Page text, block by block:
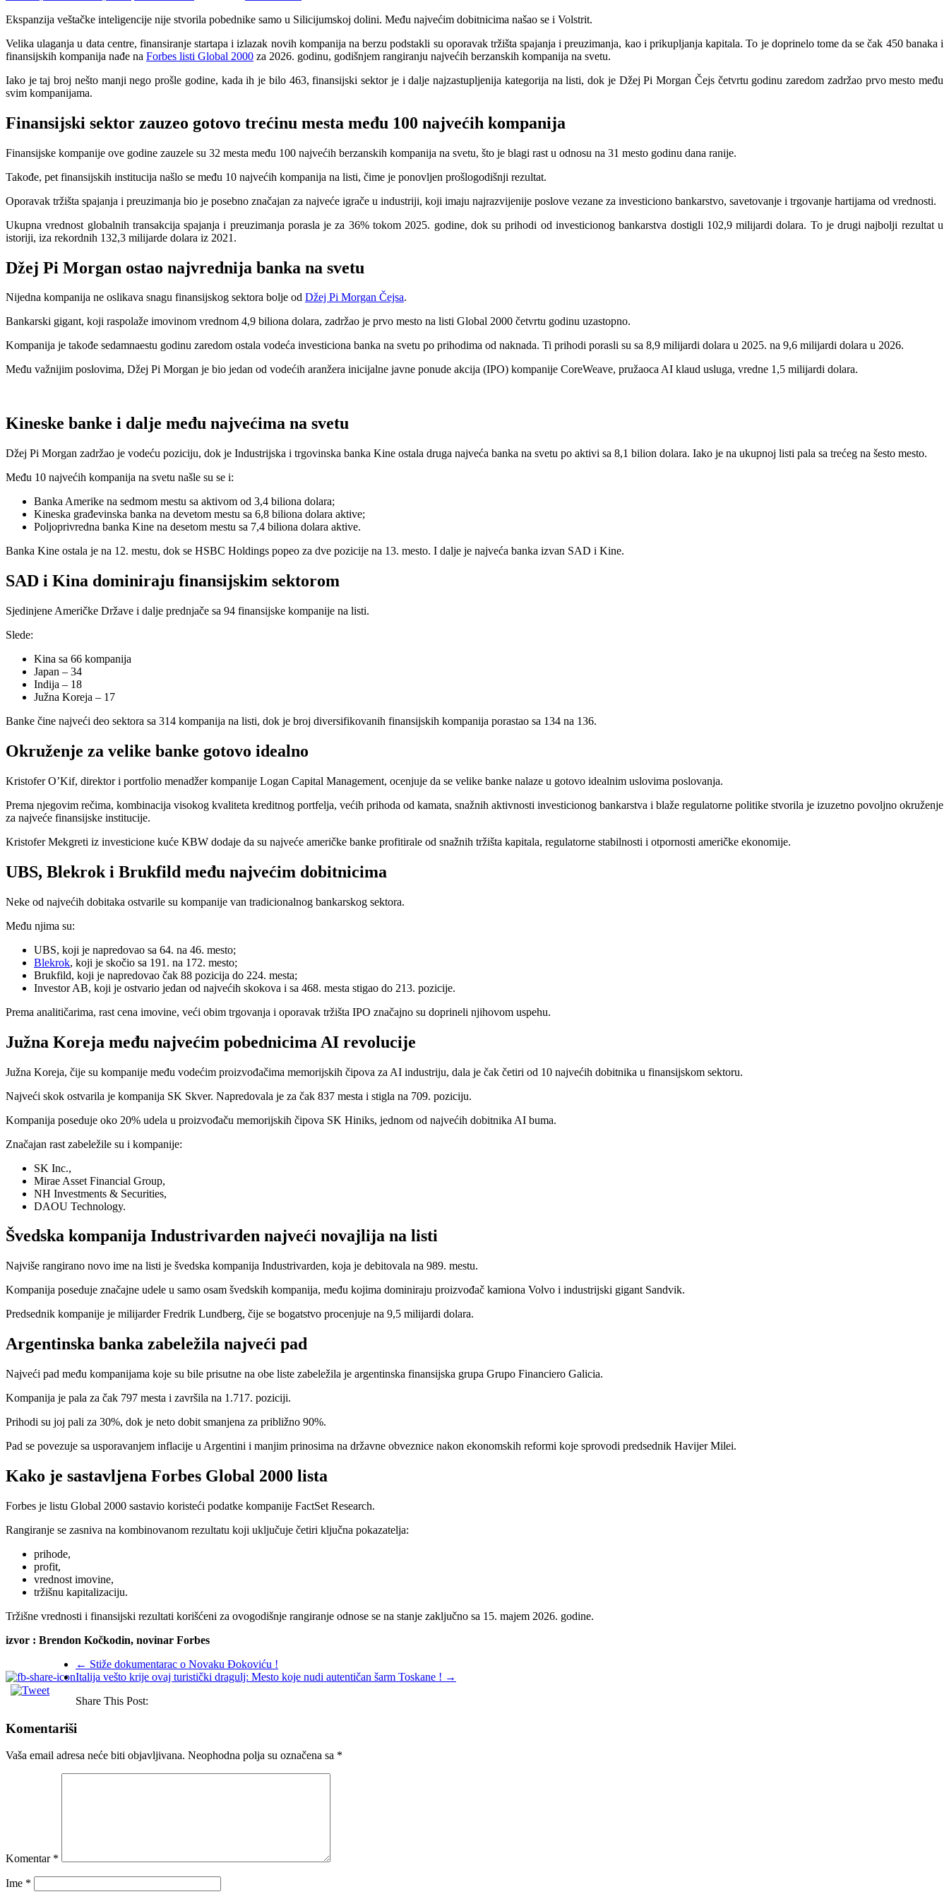
Ekspanzija veštačke inteligencije nije stvorila pobednike samo u Silicijumskoj dolini. Među najvećim dobitnicima našao se i Volstrit.
Velika ulaganja u data centre, finansiranje startapa i izlazak novih kompanija na berzu podstakli su oporavak tržišta spajanja i preuzimanja, kao i prikupljanja kapitala. To je doprinelo tome da se čak 450 banaka i
finansijskih kompanija nađe na Forbes listi Global 2000 za 2026. godinu, godišnjem rangiranju najvećih berzanskih kompanija na svetu.
Iako je taj broj nešto manji nego prošle godine, kada ih je bilo 463, finansijski sektor je i dalje najzastupljenija kategorija na listi, dok je Džej Pi Morgan Čejs četvrtu godinu zaredom zadržao prvo mesto među
svim kompanijama.
Finansijski sektor zauzeo gotovo trećinu mesta među 100 najvećih kompanija
Finansijske kompanije ove godine zauzele su 32 mesta među 100 najvećih berzanskih kompanija na svetu, što je blagi rast u odnosu na 31 mesto godinu dana ranije.
Takođe, pet finansijskih institucija našlo se među 10 najvećih kompanija na listi, čime je ponovljen prošlogodišnji rezultat.
Oporavak tržišta spajanja i preuzimanja bio je posebno značajan za najveće igrače u industriji, koji imaju najrazvijenije poslove vezane za investiciono bankarstvo, savetovanje i trgovanje hartijama od vrednosti.
Ukupna vrednost globalnih transakcija spajanja i preuzimanja porasla je za 36% tokom 2025. godine, dok su prihodi od investicionog bankarstva dostigli 102,9 milijardi dolara. To je drugi najbolji rezultat u
istoriji, iza rekordnih 132,3 milijarde dolara iz 2021.
Džej Pi Morgan ostao najvrednija banka na svetu
Nijedna kompanija ne oslikava snagu finansijskog sektora bolje od Džej Pi Morgan Čejsa.
Bankarski gigant, koji raspolaže imovinom vrednom 4,9 biliona dolara, zadržao je prvo mesto na listi Global 2000 četvrtu godinu uzastopno.
Kompanija je takođe sedamnaestu godinu zaredom ostala vodeća investiciona banka na svetu po prihodima od naknada. Ti prihodi porasli su sa 8,9 milijardi dolara u 2025. na 9,6 milijardi dolara u 2026.
Među važnijim poslovima, Džej Pi Morgan je bio jedan od vodećih aranžera inicijalne javne ponude akcija (IPO) kompanije CoreWeave, pružaoca AI klaud usluga, vredne 1,5 milijardi dolara.
Kineske banke i dalje među najvećima na svetu
Džej Pi Morgan zadržao je vodeću poziciju, dok je Industrijska i trgovinska banka Kine ostala druga najveća banka na svetu po aktivi sa 8,1 bilion dolara. Iako je na ukupnoj listi pala sa trećeg na šesto mesto.
Među 10 najvećih kompanija na svetu našle su se i:
Banka Amerike na sedmom mestu sa aktivom od 3,4 biliona dolara;
Kineska građevinska banka na devetom mestu sa 6,8 biliona dolara aktive;
Poljoprivredna banka Kine na desetom mestu sa 7,4 biliona dolara aktive.
Banka Kine ostala je na 12. mestu, dok se HSBC Holdings popeo za dve pozicije na 13. mesto. I dalje je najveća banka izvan SAD i Kine.
SAD i Kina dominiraju finansijskim sektorom
Sjedinjene Američke Države i dalje prednjače sa 94 finansijske kompanije na listi.
Slede:
Kina sa 66 kompanija
Japan – 34
Indija – 18
Južna Koreja – 17
Banke čine najveći deo sektora sa 314 kompanija na listi, dok je broj diversifikovanih finansijskih kompanija porastao sa 134 na 136.
Okruženje za velike banke gotovo idealno
Kristofer O’Kif, direktor i portfolio menadžer kompanije Logan Capital Management, ocenjuje da se velike banke nalaze u gotovo idealnim uslovima poslovanja.
Prema njegovim rečima, kombinacija visokog kvaliteta kreditnog portfelja, većih prihoda od kamata, snažnih aktivnosti investicionog bankarstva i blaže regulatorne politike stvorila je izuzetno povoljno okruženje
za najveće finansijske institucije.
Kristofer Mekgreti iz investicione kuće KBW dodaje da su najveće američke banke profitirale od snažnih tržišta kapitala, regulatorne stabilnosti i otpornosti američke ekonomije.
UBS, Blekrok i Brukfild među najvećim dobitnicima
Neke od najvećih dobitaka ostvarile su kompanije van tradicionalnog bankarskog sektora.
Među njima su:
UBS, koji je napredovao sa 64. na 46. mesto;
Blekrok, koji je skočio sa 191. na 172. mesto;
Brukfild, koji je napredovao čak 88 pozicija do 224. mesta;
Investor AB, koji je ostvario jedan od najvećih skokova i sa 468. mesta stigao do 213. pozicije.
Prema analitičarima, rast cena imovine, veći obim trgovanja i oporavak tržišta IPO značajno su doprineli njihovom uspehu.
Južna Koreja među najvećim pobednicima AI revolucije
Južna Koreja, čije su kompanije među vodećim proizvođačima memorijskih čipova za AI industriju, dala je čak četiri od 10 najvećih dobitnika u finansijskom sektoru.
Najveći skok ostvarila je kompanija SK Skver. Napredovala je za čak 837 mesta i stigla na 709. poziciju.
Kompanija poseduje oko 20% udela u proizvođaču memorijskih čipova SK Hiniks, jednom od najvećih dobitnika AI buma.
Značajan rast zabeležile su i kompanije:
SK Inc.,
Mirae Asset Financial Group,
NH Investments & Securities,
DAOU Technology.
Švedska kompanija Industrivarden najveći novajlija na listi
Najviše rangirano novo ime na listi je švedska kompanija Industrivarden, koja je debitovala na 989. mestu.
Kompanija poseduje značajne udele u samo osam švedskih kompanija, među kojima dominiraju proizvođač kamiona Volvo i industrijski gigant Sandvik.
Predsednik kompanije je milijarder Fredrik Lundberg, čije se bogatstvo procenjuje na 9,5 milijardi dolara.
Argentinska banka zabeležila najveći pad
Najveći pad među kompanijama koje su bile prisutne na obe liste zabeležila je argentinska finansijska grupa Grupo Financiero Galicia.
Kompanija je pala za čak 797 mesta i završila na 1.717. poziciji.
Prihodi su joj pali za 30%, dok je neto dobit smanjena za približno 90%.
Pad se povezuje sa usporavanjem inflacije u Argentini i manjim prinosima na državne obveznice nakon ekonomskih reformi koje sprovodi predsednik Havijer Milei.
Kako je sastavljena Forbes Global 2000 lista
Forbes je listu Global 2000 sastavio koristeći podatke kompanije FactSet Research.
Rangiranje se zasniva na kombinovanom rezultatu koji uključuje četiri ključna pokazatelja:
prihode,
profit,
vrednost imovine,
tržišnu kapitalizaciju.
Tržišne vrednosti i finansijski rezultati korišćeni za ovogodišnje rangiranje odnose se na stanje zaključno sa 15. majem 2026. godine.
izvor : Brendon Kočkodin, novinar Forbes
← Stiže dokumentarac o Novaku Đokoviću !
Italija vešto krije ovaj turistički dragulj: Mesto koje nudi autentičan šarm Toskane ! →
Share This Post:
Komentariši
Vaša email adresa neće biti objavljivana. Neophodna polja su označena sa *
Komentar *
Ime *